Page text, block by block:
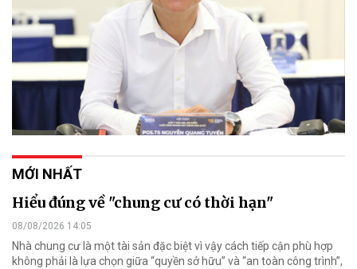
MỚI NHẤT
Hiểu đúng về "chung cư có thời hạn"
08/08/2026 14:05
Nhà chung cư là một tài sản đặc biệt vì vậy cách tiếp cận phù hợp
không phải là lựa chọn giữa “quyền sở hữu” và “an toàn công trình”,